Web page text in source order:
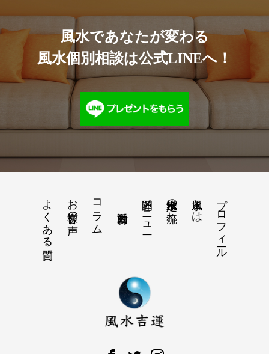
風水個別相談は公式LINEへ！
プロフィール
風水とは
風水鑑定の流れ
開運メニュー
コラム
お客様の声
よくある質問